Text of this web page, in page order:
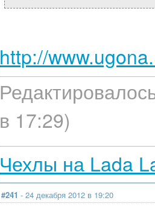
http://
в 17:29)
Чехлы на Lada
#241 - 24 декабря 2012 в 19:20